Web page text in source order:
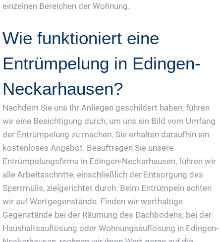
einzelnen Bereichen der Wohnung.
Wie funktioniert eine
Entrümpelung in Edingen-
Neckarhausen?
Nachdem Sie uns Ihr Anliegen geschildert haben, führen
wir eine Besichtigung durch, um uns ein Bild vom Umfang
der Entrümpelung zu machen. Sie erhalten daraufhin ein
kostenloses Angebot. Beauftragen Sie unsere
Entrümpelungsfirma in Edingen-Neckarhausen, führen wir
alle Arbeitsschritte, einschließlich der Entsorgung des
Sperrmülls, zielgerichtet durch. Beim Entrümpeln achten
wir auf Wertgegenstände. Finden wir werthaltige
Gegenstände bei der Räumung des Dachbodens, bei der
Haushaltsauflösung oder Wohnungsauflösung in Edingen-